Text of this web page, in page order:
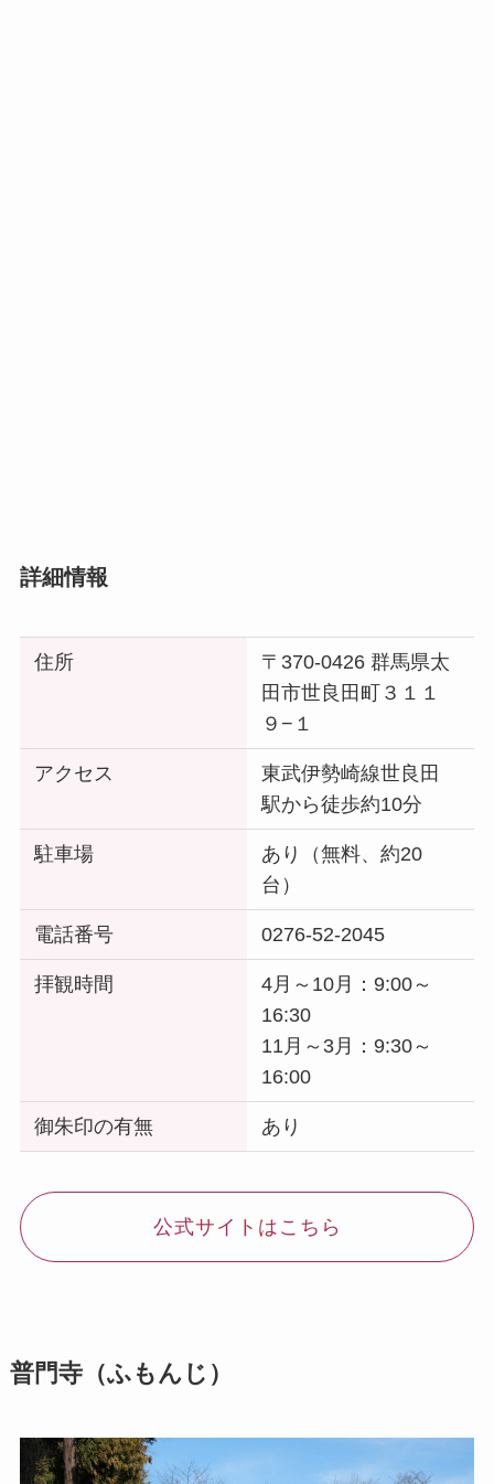
詳細情報
住所
〒370-0426 群馬県太
田市世良田町３１１
９−１
アクセス
東武伊勢崎線世良田
駅から徒歩約10分
駐車場
あり（無料、約20
台）
電話番号 0276-52-2045
拝観時間
4月～10月：9:00～
16:30
11月～3月：9:30～
16:00
御朱印の有無 あり
公式サイトはこちら
普門寺（ふもんじ）